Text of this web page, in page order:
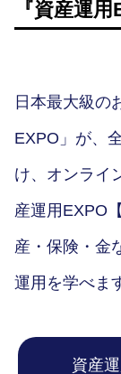
『資産運
日本最大級の
EXPO」が、
け、オンライ
産運用EXPO
産・保険・金
運用を学べま
資産